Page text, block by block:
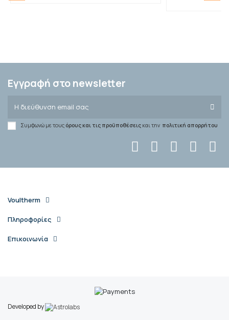
Εγγραφή στο newsletter
Συμφωνώ με τους όρους και τις προϋποθέσειςκαι την πολιτική απορρήτου
Voultherm
Πληροφορίες
Επικοινωνία
Developed by